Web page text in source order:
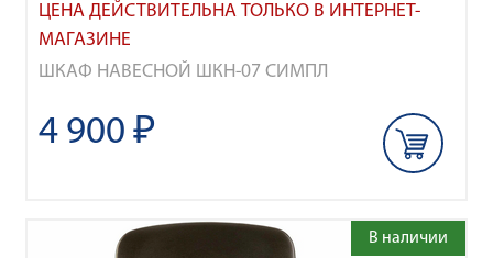
ЦЕНА ДЕЙСТВИТЕЛЬНА ТОЛЬКО В ИНТЕРНЕТ-
МАГАЗИНЕ
ШКАФ НАВЕСНОЙ ШКН-07 СИМПЛ
4 900 ₽
В наличии